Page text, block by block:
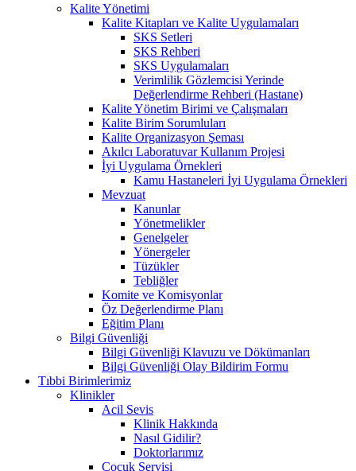
Kalite Yönetimi
Kalite Kitapları ve Kalite Uygulamaları
SKS Setleri
SKS Rehberi
SKS Uygulamaları
Verimlilik Gözlemcisi Yerinde
Değerlendirme Rehberi (Hastane)
Kalite Yönetim Birimi ve Çalışmaları
Kalite Birim Sorumluları
Kalite Organizasyon Şeması
Akılcı Laboratuvar Kullanım Projesi
İyi Uygulama Örnekleri
Kamu Hastaneleri İyi Uygulama Örnekleri
Mevzuat
Kanunlar
Yönetmelikler
Genelgeler
Yönergeler
Tüzükler
Tebliğler
Komite ve Komisyonlar
Öz Değerlendirme Planı
Eğitim Planı
Bilgi Güvenliği
Bilgi Güvenliği Klavuzu ve Dökümanları
Bilgi Güvenliği Olay Bildirim Formu
Tıbbi Birimlerimiz
Klinikler
Acil Sevis
Klinik Hakkında
Nasıl Gidilir?
Doktorlarımız
Çocuk Servisi